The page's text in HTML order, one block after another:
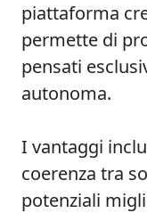
piattaforma
permette di
pensati
autonoma.
I vantaggi
coerenza tra
potenziali